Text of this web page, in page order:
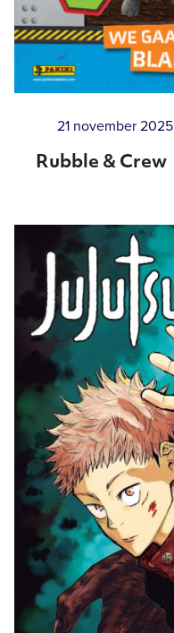
21 november 2025
Rubble & Crew